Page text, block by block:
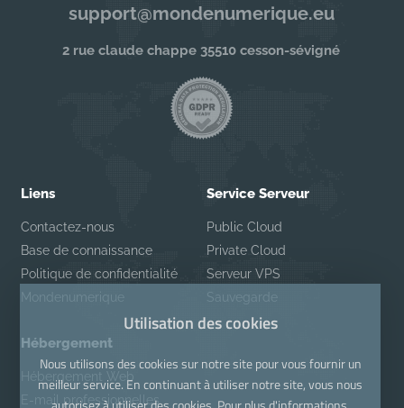
support@mondenumerique.eu
2 rue claude chappe 35510 cesson-sévigné
Liens
Contactez-nous
Base de connaissance
Politique de confidentialité
Mondenumerique
Service Serveur
Public Cloud
Private Cloud
Serveur VPS
Sauvegarde
Hébergement
Hébergement Web
E-mail professionnelles
Utilisation des cookies
Nous utilisons des cookies sur notre site pour vous fournir un
meilleur service. En continuant à utiliser notre site, vous nous